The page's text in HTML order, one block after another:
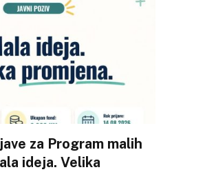
za Program malih
ideja. Velika